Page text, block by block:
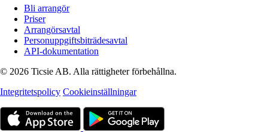
Bli arrangör
Priser
Arrangörsavtal
Personuppgiftsbiträdesavtal
API-dokumentation
© 2026 Ticsie AB. Alla rättigheter förbehållna.
Integritetspolicy Cookieinställningar